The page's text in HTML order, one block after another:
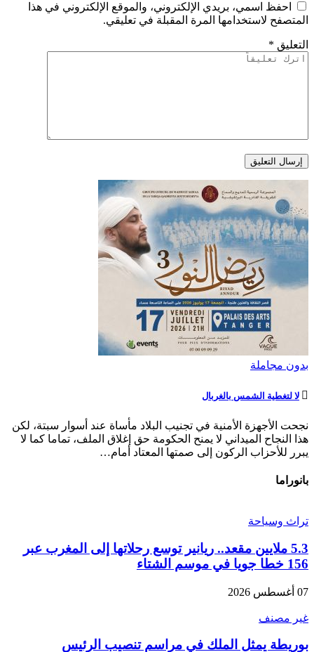
احفظ اسمي، بريدي الإلكتروني، والموقع الإلكتروني في هذا
المتصفح لاستخدامها المرة المقبلة في تعليقي.
التعليق *
بدون مجاملة
لا لتغطية الشمس بالغربال
نجحت الأجهزة الأمنية في تجنيب البلاد مأساة عند أسوار سبتة، لكن
هذا النجاح الميداني لا يمنح الحكومة حق إغلاق الملف، تماما كما لا
يبرر للأحزاب الركون إلى صمتها المعتاد أمام…
بانوراما
تراث وسياحة
5.3 ملايين مقعد.. ريانير توسع رحلاتها إلى المغرب عبر
156 خطا جويا في موسم الشتاء
07 أغسطس 2026
غير مصنف
بوريطة يمثل الملك في مراسم تنصيب الرئيس